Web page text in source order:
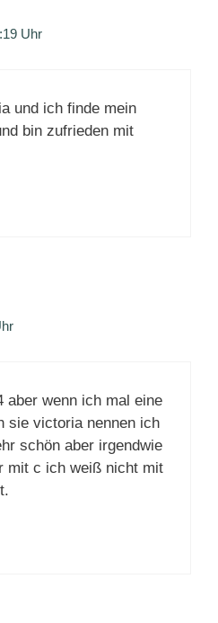
Uhr
und ich finde mein
bin zufrieden mit
aber wenn ich mal eine
sie victoria nennen ich
schön aber irgendwie
mit c ich weiß nicht mit